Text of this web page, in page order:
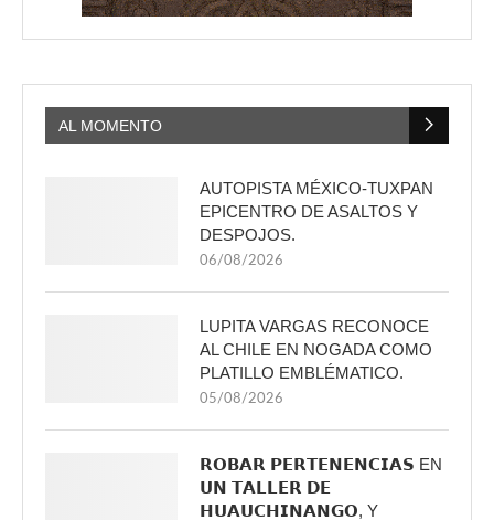
AL MOMENTO
AUTOPISTA MÉXICO-TUXPAN
EPICENTRO DE ASALTOS Y
DESPOJOS.
06/08/2026
LUPITA VARGAS RECONOCE
AL CHILE EN NOGADA COMO
PLATILLO EMBLÉMATICO.
05/08/2026
𝗥𝗢𝗕𝗔𝗥 𝗣𝗘𝗥𝗧𝗘𝗡𝗘𝗡𝗖𝗜𝗔𝗦 EN
𝗨𝗡 𝗧𝗔𝗟𝗟𝗘𝗥 𝗗𝗘
𝗛𝗨𝗔𝗨𝗖𝗛𝗜𝗡𝗔𝗡𝗚𝗢, Y